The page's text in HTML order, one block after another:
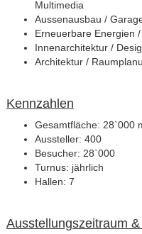
Multimedia
Aussenausbau /
Erneuerbare Energien
Innenarchitektur /
Architektur /
Kennzahlen
Gesamtfläche: 28`000
Aussteller: 400
Besucher: 28`000
Turnus: jährlich
Hallen: 7
Ausstellungszeitraum